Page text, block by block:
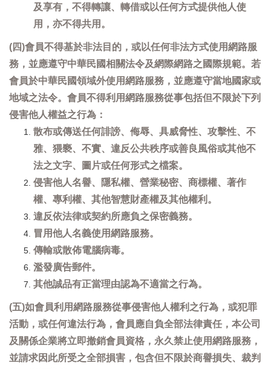
及享有，不得轉讓、轉借或以任何方式提供他人使
用，亦不得共用。
(四)會員不得基於非法目的，或以任何非法方式使用網路服
務，並應遵守中華民國相關法令及網際網路之國際規範。若
會員於中華民國領域外使用網路服務，並應遵守當地國家或
地域之法令。會員不得利用網路服務從事包括但不限於下列
侵害他人權益之行為：
散布或傳送任何誹謗、侮辱、具威脅性、攻擊性、不
雅、猥褻、不實、違反公共秩序或善良風俗或其他不
法之文字、圖片或任何形式之檔案。
侵害他人名譽、隱私權、營業秘密、商標權、著作
權、專利權、其他智慧財產權及其他權利。
違反依法律或契約所應負之保密義務。
冒用他人名義使用網路服務。
傳輸或散佈電腦病毒。
濫發廣告郵件。
其他誠品有正當理由認為不適當之行為。
(五)如會員利用網路服務從事侵害他人權利之行為，或犯罪
活動，或任何違法行為，會員應自負全部法律責任，本公司
及關係企業將立即撤銷會員資格，永久禁止使用網路服務，
並請求因此所受之全部損害，包含但不限於商譽損失、裁判